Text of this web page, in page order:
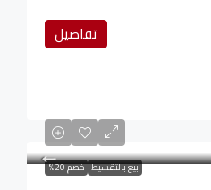
تفاصيل
بيع بالتقسيط خصم 20%